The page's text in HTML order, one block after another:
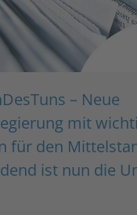
– Neue
mit
für den
ist nun die